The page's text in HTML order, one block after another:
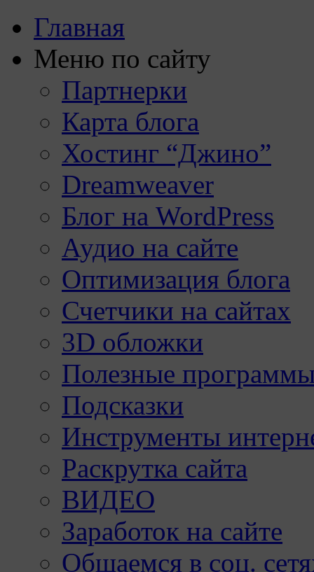
Главная
Меню по сайту
Партнерки
Карта блога
Хостинг “Джино”
Dreamweaver
Блог на WordPress
Аудио на сайте
Оптимизация блога
Счетчики на сайтах
3D обложки
Полезные
Подсказки
Инструменты
Раскрутка сайта
ВИДЕО
Заработок на сайте
Общаемся в соц.